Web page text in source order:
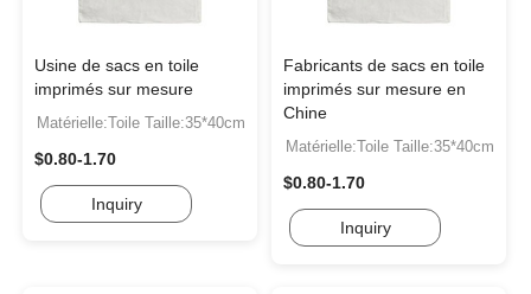
Usine de sacs en toile
imprimés sur mesure
Matérielle:Toile Taille:35*40cm
$0.80-1.70
Inquiry
Fabricants de sacs en toile
imprimés sur mesure en
Chine
Matérielle:Toile Taille:35*40cm
$0.80-1.70
Inquiry